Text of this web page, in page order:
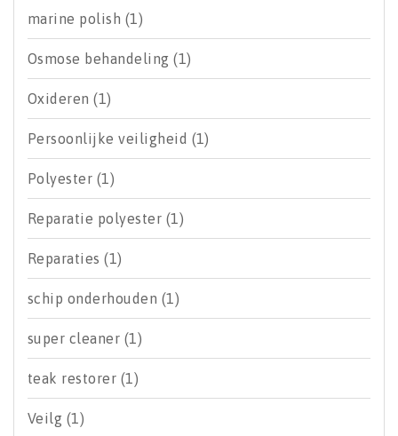
marine polish (1)
Osmose behandeling(1)
Oxideren(1)
Persoonlijke veiligheid (1)
Polyester (1)
Reparatie polyester (1)
Reparaties(1)
schip onderhouden (1)
super cleaner (1)
teak restorer (1)
Veilg (1)